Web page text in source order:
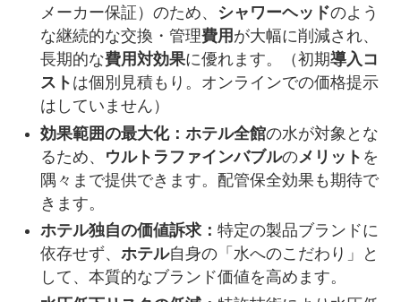
メーカー保証）のため、
シャワーヘッドのよう
な継続的な交換・管理費用 が大幅に削減され、
長期的な費用対効果に優れます。（初期導入コ
スト は個別見積もり。オンラインでの価格提示
はしていません）
効果範囲の最大化： ホテル全館の水が対象とな
るため、
ウルトラファインバブルのメリット を
隅々まで提供できます。配管保全効果も期待で
きます。
ホテル独自の価値訴求： 特定の製品ブランドに
依存せず、 ホテル自身の「水へのこだわり」と
して、本質的なブランド価値を高めます。